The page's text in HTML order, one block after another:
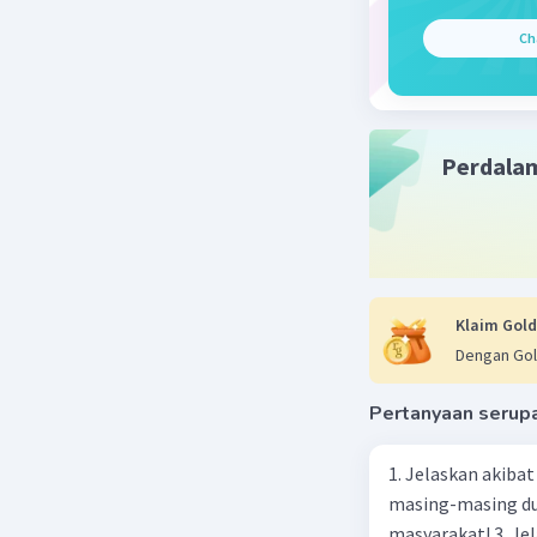
Klaim
Dengan
Pertanyaan
1. Jelaskan akibat
masing-masing